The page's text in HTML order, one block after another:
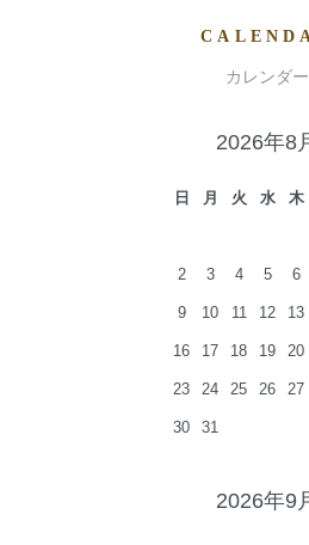
カレンダー
2026年8
日 月 火 水 木
2 3 4 5 6
9 10 11 12 13
16 17 18 19 20
23 24 25 26 27
30 31
2026年9